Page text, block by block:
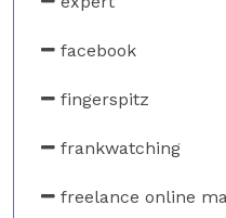
facebook
fingerspitz
frankwatching
freelance online